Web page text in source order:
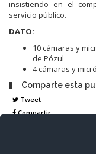
insistiendo en el
servicio público.
DATO:
10 cámaras y
de Pózul
4 cámaras y
Comparte esta
Tweet
Compartir